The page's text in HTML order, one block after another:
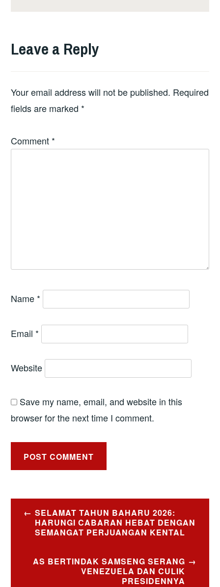
Leave a Reply
Your email address will not be published. Required
fields are marked *
Comment *
Name *
Email *
Website
Save my name, email, and website in this
browser for the next time I comment.
Post
navigation
SELAMAT TAHUN BAHARU 2026:
HARUNGI CABARAN HEBAT DENGAN
SEMANGAT PERJUANGAN KENTAL
AS BERTINDAK SAMSENG SERANG
VENEZUELA DAN CULIK
PRESIDENNYA